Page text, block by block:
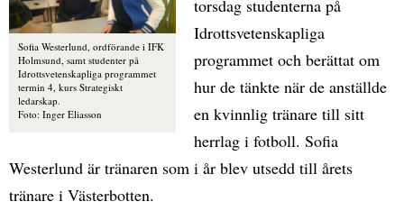
Sofia Westerlund, ordförande i IFK
Holmsund, samt studenter på
Idrottsvetenskapliga programmet
termin 4, kurs Strategiskt
ledarskap.
Foto: Inger Eliasson
torsdag studenterna på
Idrottsvetenskapliga
programmet och berättat om
hur de tänkte när de anställde
en kvinnlig tränare till sitt
herrlag i fotboll. Sofia
Westerlund är tränaren som i år blev utsedd till årets
tränare i Västerbotten.